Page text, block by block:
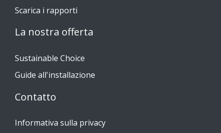
Scarica i rapporti
La nostra offerta
Sustainable Choice
Guide all'installazione
Contatto
Informativa sulla privacy